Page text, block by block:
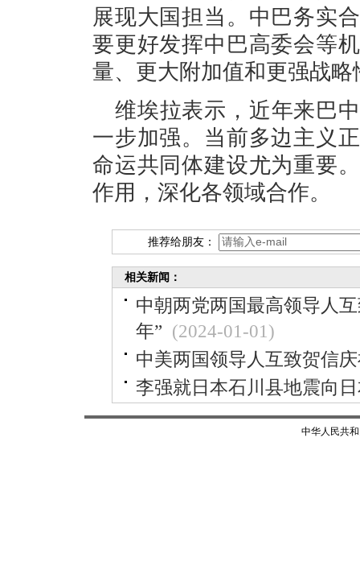
展现大国担当。中巴务实
要更好发挥中巴高委会等
量、更大附加值和更强战
维埃拉表示，近年来巴
一步加强。当前多边主义
命运共同体建设尤为重要
作用，深化各领域合作。
推荐给朋友：
相关新闻：
中朝两党两国最高领导人
年” (2024-01-01)
中美两国领导人互致贺信
李强就日本石川县地震向
中华人民共